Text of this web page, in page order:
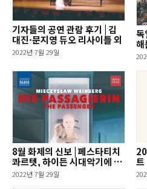
기자들의 공연 관람 후기 | 김
대진·문지영 듀오 리사이틀 외
2022년 7월 29일
해
8월 화제의 신보 | 페스타티치
콰르텟, 하이든 시대악기에 의
한 현악 4중주 전집 외
2022년 7월 29일
트